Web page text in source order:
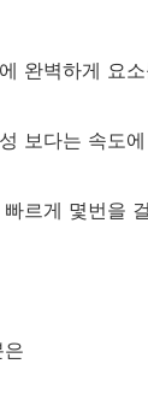
완벽하게 요
보다는 속도
르게 몇번을